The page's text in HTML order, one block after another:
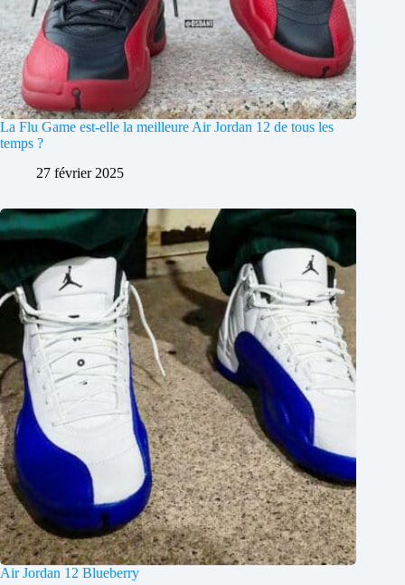
La Flu Game est-elle la meilleure Air Jordan 12 de tous les
temps ?
27 février 2025
Air Jordan 12 Blueberry